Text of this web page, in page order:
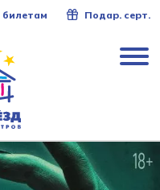
Подар. серт.